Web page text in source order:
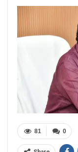
0
81